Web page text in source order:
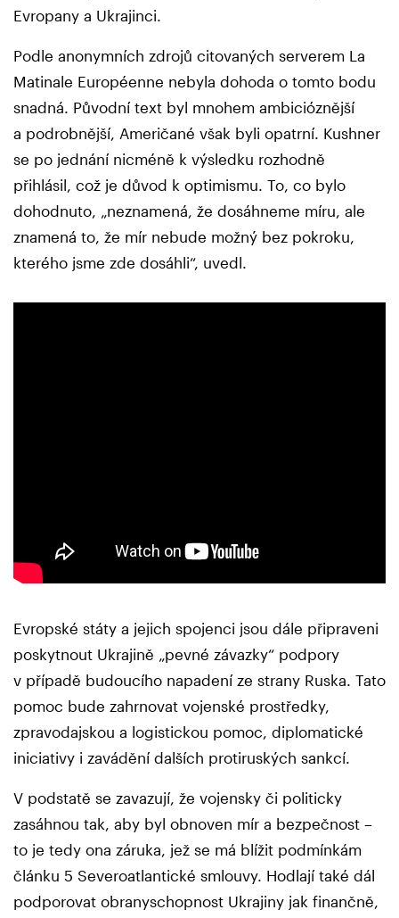
Evropany a Ukrajinci.
Podle anonymních zdrojů citovaných serverem La
Matinale Européenne nebyla dohoda o tomto bodu
snadná. Původní text byl mnohem ambicióznější
a podrobnější, Američané však byli opatrní. Kushner
se po jednání nicméně k výsledku rozhodně
přihlásil, což je důvod k optimismu. To, co bylo
dohodnuto, „neznamená, že dosáhneme míru, ale
znamená to, že mír nebude možný bez pokroku,
kterého jsme zde dosáhli“, uvedl.
Evropské státy a jejich spojenci jsou dále připraveni
poskytnout Ukrajině „pevné závazky“ podpory
v případě budoucího napadení ze strany Ruska. Tato
pomoc bude zahrnovat vojenské prostředky,
zpravodajskou a logistickou pomoc, diplomatické
iniciativy i zavádění dalších protiruských sankcí.
V podstatě se zavazují, že vojensky či politicky
zasáhnou tak, aby byl obnoven mír a bezpečnost –
to je tedy ona záruka, jež se má blížit podmínkám
článku 5 Severoatlantické smlouvy. Hodlají také dál
podporovat obranyschopnost Ukrajiny jak finančně,